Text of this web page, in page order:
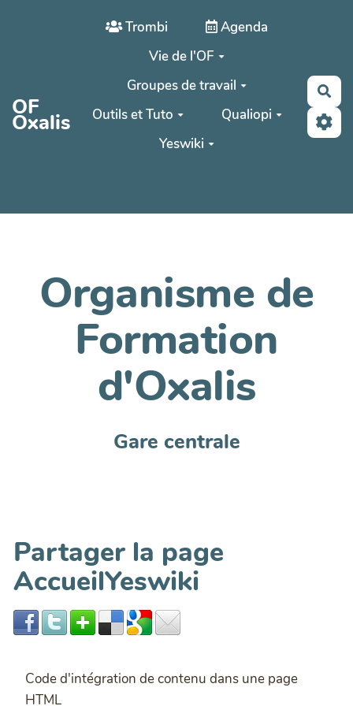
Aller au contenu principal
OF
Oxalis
Trombi
Agenda
Vie de l'OF
Groupes de travail
Outils et Tuto
Qualiopi
Yeswiki
Organisme de
Formation
d'Oxalis
Gare centrale
Partager la page
AccueilYeswiki
Code d'intégration de contenu dans une page
HTML